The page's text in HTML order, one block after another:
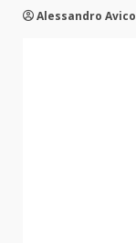
Alessandro Avico